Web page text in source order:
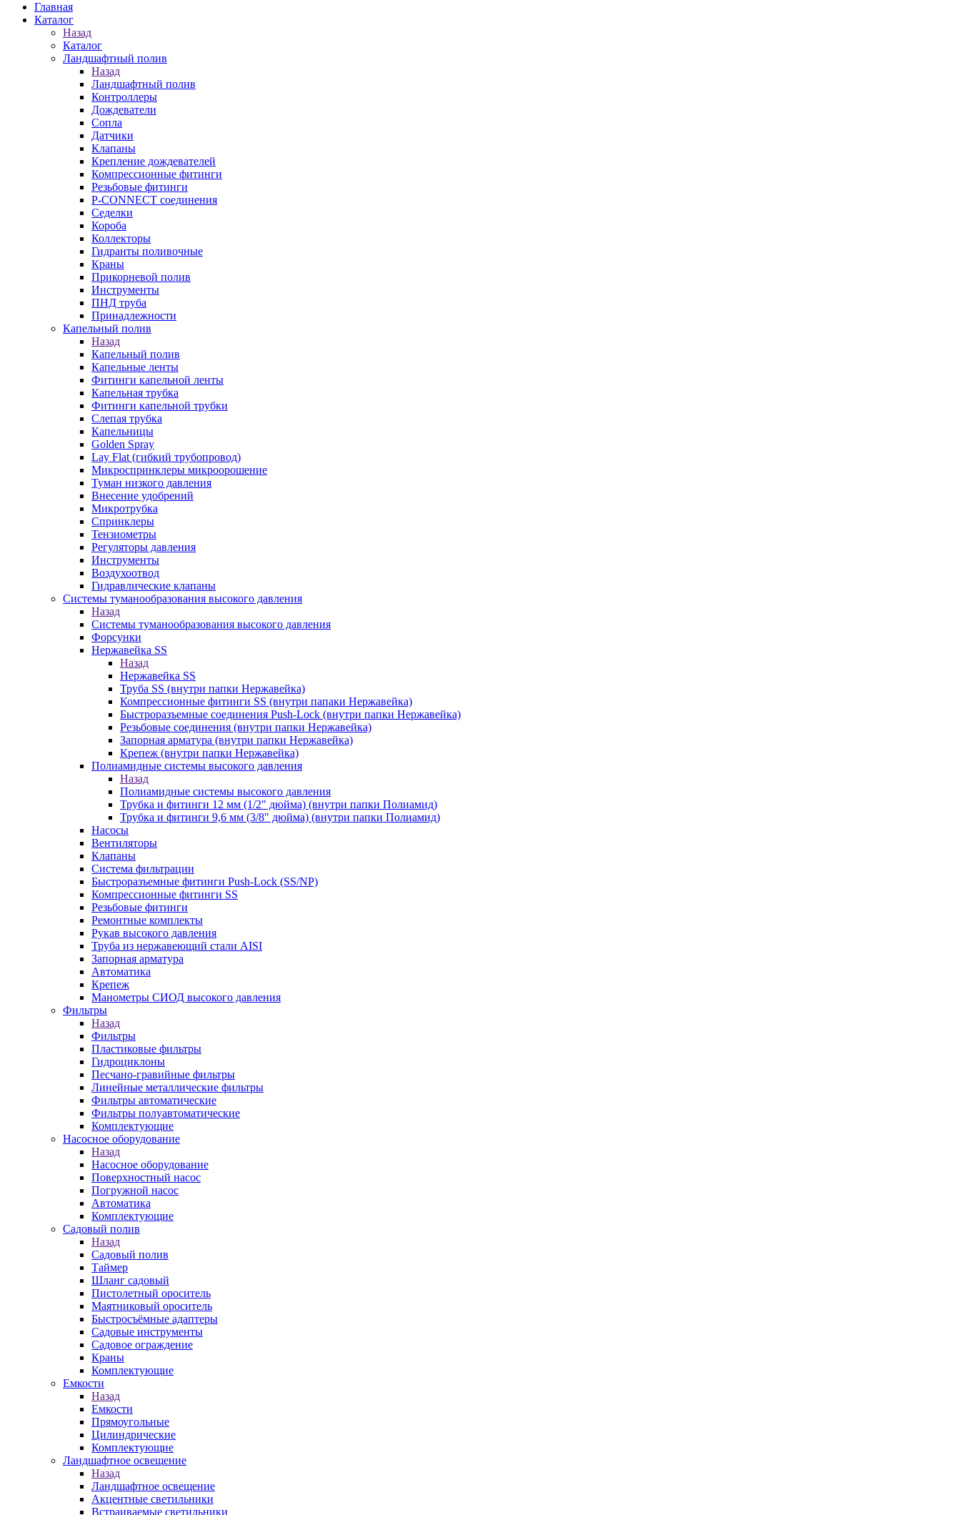
Главная
Каталог
Назад
Каталог
Ландшафтный полив
Назад
Ландшафтный полив
Контроллеры
Дождеватели
Сопла
Датчики
Клапаны
Крепление дождевателей
Компрессионные фитинги
Резьбовые фитинги
P-CONNECT соединения
Седелки
Короба
Коллекторы
Гидранты поливочные
Краны
Прикорневой полив
Инструменты
ПНД труба
Принадлежности
Капельный полив
Назад
Капельный полив
Капельные ленты
Фитинги капельной ленты
Капельная трубка
Фитинги капельной трубки
Слепая трубка
Капельницы
Golden Spray
Lay Flat (гибкий трубопровод)
Микроспринклеры микроорошение
Туман низкого давления
Внесение удобрений
Микротрубка
Спринклеры
Тензиометры
Регуляторы давления
Инструменты
Воздухоотвод
Гидравлические клапаны
Системы туманообразования высокого давления
Назад
Системы туманообразования высокого давления
Форсунки
Нержавейка SS
Назад
Нержавейка SS
Труба SS (внутри папки Нержавейка)
Компрессионные фитинги SS (внутри папаки Нержавейка)
Быстроразъемные соединения Push-Lock (внутри папки Нержавейка)
Резьбовые соединения (внутри папки Нержавейка)
Запорная арматура (внутри папки Нержавейка)
Крепеж (внутри папки Нержавейка)
Полиамидные системы высокого давления
Назад
Полиамидные системы высокого давления
Трубка и фитинги 12 мм (1/2" дюйма) (внутри папки Полиамид)
Трубка и фитинги 9,6 мм (3/8" дюйма) (внутри папки Полиамид)
Насосы
Вентиляторы
Клапаны
Система фильтрации
Быстроразъемные фитинги Push-Lock (SS/NP)
Компрессионные фитинги SS
Резьбовые фитинги
Ремонтные комплекты
Рукав высокого давления
Труба из нержавеющий стали AISI
Запорная арматура
Автоматика
Крепеж
Манометры СИОД высокого давления
Фильтры
Назад
Фильтры
Пластиковые фильтры
Гидроциклоны
Песчано-гравийные фильтры
Линейные металлические фильтры
Фильтры автоматические
Фильтры полуавтоматические
Комплектующие
Насосное оборудование
Назад
Насосное оборудование
Поверхностный насос
Погружной насос
Автоматика
Комплектующие
Садовый полив
Назад
Садовый полив
Таймер
Шланг садовый
Пистолетный ороситель
Маятниковый ороситель
Быстросъёмные адаптеры
Садовые инструменты
Садовое ограждение
Краны
Комплектующие
Емкости
Назад
Емкости
Прямоугольные
Цилиндрические
Комплектующие
Ландшафтное освещение
Назад
Ландшафтное освещение
Акцентные светильники
Встраиваемые светильники